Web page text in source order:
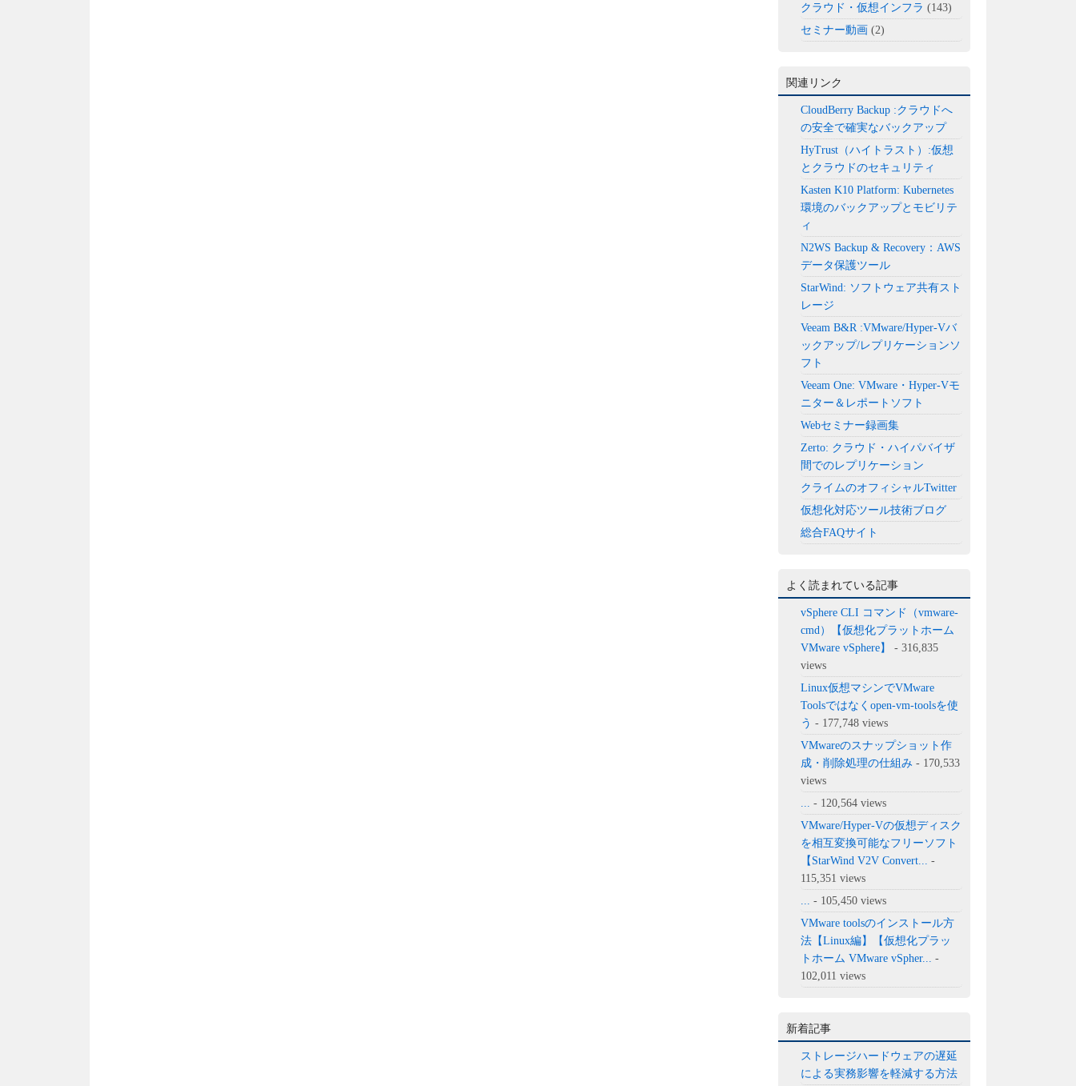
クラウド・仮想インフラ (143)
セミナー動画 (2)
関連リンク
CloudBerry Backup :クラウドへ
の安全で確実なバックアップ
HyTrust（ハイトラスト）:仮想
とクラウドのセキュリティ
Kasten K10 Platform: Kubernetes
環境のバックアップとモビリテ
ィ
N2WS Backup & Recovery：AWS
データ保護ツール
StarWind: ソフトウェア共有スト
レージ
Veeam B&R :VMware/Hyper-Vバ
ックアップ/レプリケーションソ
フト
Veeam One: VMware・Hyper-Vモ
ニター＆レポートソフト
Webセミナー録画集
Zerto: クラウド・ハイパバイザ
間でのレプリケーション
クライムのオフィシャルTwitter
仮想化対応ツール技術ブログ
総合FAQサイト
よく読まれている記事
vSphere CLI コマンド（vmware-
cmd）【仮想化プラットホーム
VMware vSphere】
- 316,835
views
Linux仮想マシンでVMware
Toolsではなくopen-vm-toolsを使
う - 177,748 views
VMwareのスナップショット作
成・削除処理の仕組み - 170,533
views
- 120,564 views
VMware/Hyper-Vの仮想ディスク
を相互変換可能なフリーソフト
【StarWind V2V Convert...
-
115,351 views
- 105,450 views
VMware toolsのインストール方
法【Linux編】【仮想化プラッ
トホーム VMware vSpher...
-
102,011 views
新着記事
ストレージハードウェアの遅延
による実務影響を軽減する方法